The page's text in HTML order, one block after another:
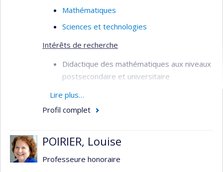
l'enseignement chez les professeurs du
mathématique
Mathématiques
Sciences et technologies
Intérêts de recherche
Didactique des mathématiques aux niveaux
postsecondaire et universitaire
Didactique du calcul et de l'analyse
Le rôle des mathématiques dans les
Interdisciplinarité
Lire plus…
Profil complet
POIRIER, Louise
Professeure honoraire